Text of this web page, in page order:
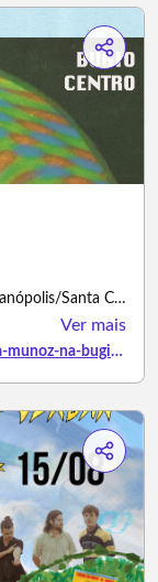
Bugio Centro, Rua Victor Meirelles - Florianópolis/Santa Catarina
Ver mais
https://www.sympla.com.br/evento/orua-munoz-na-bugio-centro/3479511